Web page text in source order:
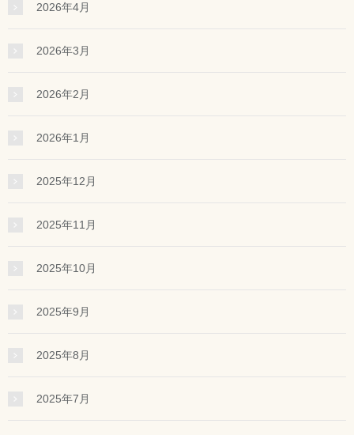
2026年4月
2026年3月
2026年2月
2026年1月
2025年12月
2025年11月
2025年10月
2025年9月
2025年8月
2025年7月